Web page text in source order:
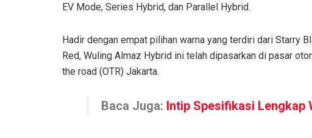
EV Mode, Series Hybrid, dan Parallel Hybrid.
Hadir dengan empat pilihan warna yang terdiri dari Starry
Red, Wuling Almaz Hybrid ini telah dipasarkan di pasar
the road (OTR) Jakarta.
Baca Juga: Intip Spesifikasi Lengkap